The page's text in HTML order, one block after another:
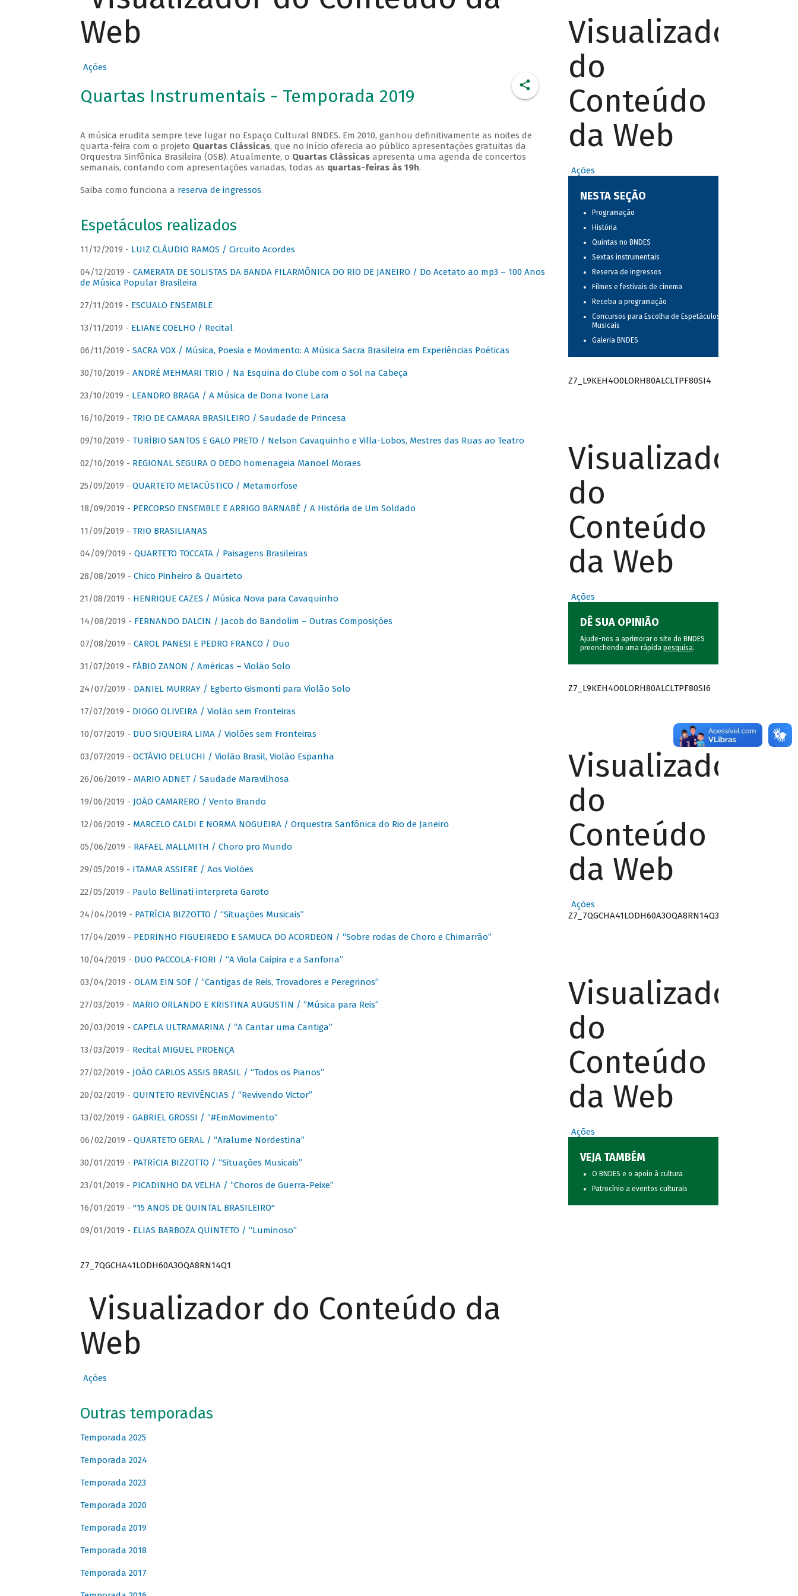
Web
Ações
Quartas Instrumentais - Temporada 2019
A música erudita sempre teve lugar no Espaço Cultural BNDES. Em 2010, ganhou definitivamente as noites de
quarta-feira com o projeto Quartas Clássicas, que no início oferecia ao público apresentações gratuitas da
Orquestra Sinfônica Brasileira (OSB). Atualmente, o Quartas Clássicasapresenta uma agenda de concertos
semanais, contando com apresentações variadas, todas as quartas-feiras às 19h.
Saiba como funciona a reserva de ingressos.
Espetáculos realizados
11/12/2019 - LUIZ CLÁUDIO RAMOS / Circuito Acordes
04/12/2019 - CAMERATA DE SOLISTAS DA BANDA FILARMÔNICA DO RIO DE JANEIRO / Do Acetato ao mp3 – 100 Anos
de Música Popular Brasileira
27/11/2019 - ESCUALO ENSEMBLE
13/11/2019 - ELIANE COELHO / Recital
06/11/2019 - SACRA VOX / Música, Poesia e Movimento: A Música Sacra Brasileira em Experiências Poéticas
30/10/2019 - ANDRÉ MEHMARI TRIO / Na Esquina do Clube com o Sol na Cabeça
23/10/2019 - LEANDRO BRAGA / A Música de Dona Ivone Lara
16/10/2019 - TRIO DE CAMARA BRASILEIRO / Saudade de Princesa
09/10/2019 - TURÍBIO SANTOS E GALO PRETO / Nelson Cavaquinho e Villa-Lobos, Mestres das Ruas ao Teatro
02/10/2019 - REGIONAL SEGURA O DEDO homenageia Manoel Moraes
25/09/2019 - QUARTETO METACÚSTICO / Metamorfose
18/09/2019 - PERCORSO ENSEMBLE E ARRIGO BARNABÈ / A História de Um Soldado
11/09/2019 - TRIO BRASILIANAS
04/09/2019 - QUARTETO TOCCATA / Paisagens Brasileiras
28/08/2019 - Chico Pinheiro & Quarteto
21/08/2019 - HENRIQUE CAZES / Música Nova para Cavaquinho
14/08/2019 - FERNANDO DALCIN / Jacob do Bandolim – Outras Composições
07/08/2019 - CAROL PANESI E PEDRO FRANCO / Duo
31/07/2019 - FÁBIO ZANON / Américas – Violão Solo
24/07/2019 - DANIEL MURRAY / Egberto Gismonti para Violão Solo
17/07/2019 - DIOGO OLIVEIRA / Violão sem Fronteiras
10/07/2019 - DUO SIQUEIRA LIMA / Violões sem Fronteiras
03/07/2019 - OCTÁVIO DELUCHI / Violão Brasil, Violão Espanha
26/06/2019 - MARIO ADNET / Saudade Maravilhosa
19/06/2019 - JOÃO CAMARERO / Vento Brando
12/06/2019 - MARCELO CALDI E NORMA NOGUEIRA / Orquestra Sanfônica do Rio de Janeiro
05/06/2019 - RAFAEL MALLMITH / Choro pro Mundo
29/05/2019 - ITAMAR ASSIERE / Aos Violões
22/05/2019 - Paulo Bellinati interpreta Garoto
24/04/2019 - PATRÍCIA BIZZOTTO / “Situações Musicais”
17/04/2019 - PEDRINHO FIGUEIREDO E SAMUCA DO ACORDEON / “Sobre rodas de Choro e Chimarrão”
10/04/2019 - DUO PACCOLA-FIORI / “A Viola Caipira e a Sanfona”
03/04/2019 - OLAM EIN SOF / “Cantigas de Reis, Trovadores e Peregrinos”
27/03/2019 - MARIO ORLANDO E KRISTINA AUGUSTIN / “Música para Reis”
20/03/2019 - CAPELA ULTRAMARINA / “A Cantar uma Cantiga”
13/03/2019 - Recital MIGUEL PROENÇA
27/02/2019 - JOÃO CARLOS ASSIS BRASIL / “Todos os Pianos”
20/02/2019 - QUINTETO REVIVÊNCIAS / “Revivendo Victor”
13/02/2019 - GABRIEL GROSSI / “#EmMovimento”
06/02/2019 - QUARTETO GERAL / “Aralume Nordestina”
30/01/2019 - PATRíCIA BIZZOTTO / “Situações Musicais”
23/01/2019 - PICADINHO DA VELHA / “Choros de Guerra-Peixe”
16/01/2019 - "15 ANOS DE QUINTAL BRASILEIRO"
09/01/2019 - ELIAS BARBOZA QUINTETO / “Luminoso”
Z7_7QGCHA41LODH60A3OQA8RN14Q1
Visualizador do Conteúdo da
Web
Ações
Outras temporadas
Temporada 2025
Temporada 2024
Temporada 2023
Temporada 2020
Temporada 2019
Temporada 2018
Temporada 2017
Visualizador
do
Conteúdo
da Web
Ações
NESTA SEÇÃO
Programação
História
Quintas no BNDES
Sextas instrumentais
Reserva de ingressos
Filmes e festivais de cinema
Receba a programação
Concursos para Escolha de Espetáculos
Musicais
Galeria BNDES
Z7_L9KEH4O0LORH80ALCLTPF80SI4
Visualizador
do
Conteúdo
da Web
Ações
DÊ SUA OPINIÃO
Ajude-nos a aprimorar o site do BNDES
preenchendo uma rápida pesquisa.
Z7_L9KEH4O0LORH80ALCLTPF80SI6
Visualizador
do
Conteúdo
da Web
Ações
Z7_7QGCHA41LODH60A3OQA8RN14Q3
Visualizador
do
Conteúdo
da Web
Ações
VEJA TAMBÉM
O BNDES e o apoio à cultura
Patrocínio a eventos culturais